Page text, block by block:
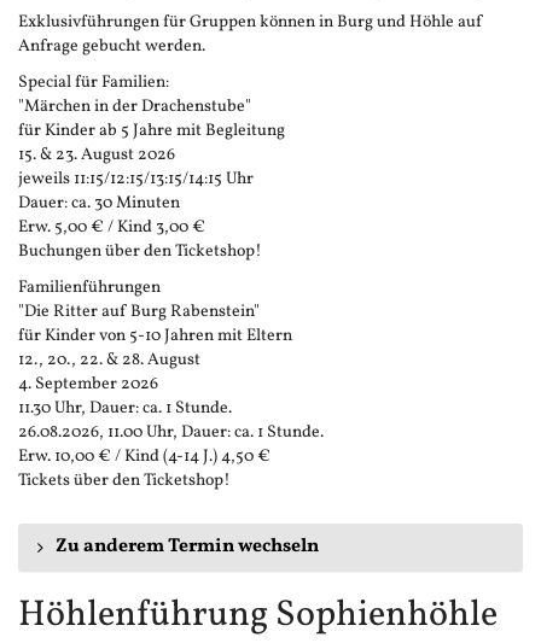
Exklusivführungen für Gruppen können in Burg und Höhle auf
Anfrage gebucht werden.
Special für Familien:
"Märchen in der Drachenstube"
für Kinder ab 5 Jahre mit Begleitung
15. & 23. August 2026
jeweils 11:15/12:15/13:15/14:15 Uhr
Dauer: ca. 30 Minuten
Erw. 5,00 € / Kind 3,00 €
Buchungen über den Ticketshop!
Familienführungen
"Die Ritter auf Burg Rabenstein"
für Kinder von 5-10 Jahren mit Eltern
12., 20., 22. & 28. August
4. September 2026
11.30 Uhr, Dauer: ca. 1 Stunde.
26.08.2026, 11.00 Uhr, Dauer: ca. 1 Stunde.
Erw. 10,00 € / Kind (4-14 J.) 4,50 €
Tickets über den Ticketshop!
Zu anderem Termin wechseln
Höhlenführung Sophienhöhle